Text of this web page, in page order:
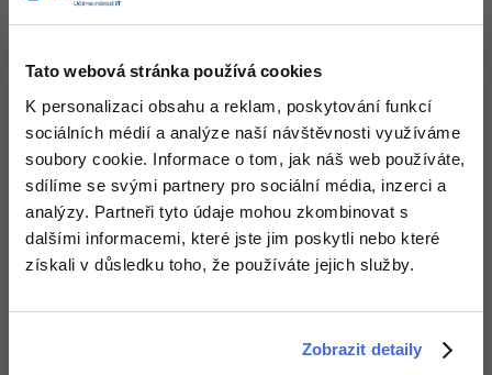
Tato webová stránka používá cookies
K personalizaci obsahu a reklam, poskytování funkcí
sociálních médií a analýze naší návštěvnosti využíváme
soubory cookie. Informace o tom, jak náš web používáte,
sdílíme se svými partnery pro sociální média, inzerci a
analýzy. Partneři tyto údaje mohou zkombinovat s
dalšími informacemi, které jste jim poskytli nebo které
získali v důsledku toho, že používáte jejich služby.
Zobrazit detaily
SEO specialista
Pro děti
Více
Fórum
Kurzy e-commerce
Testování softwaru
Kurzy designu
Již jsem ti vysvětloval jak používat proměnné. Ptáš se opět na to
Nahoru Odpovědět